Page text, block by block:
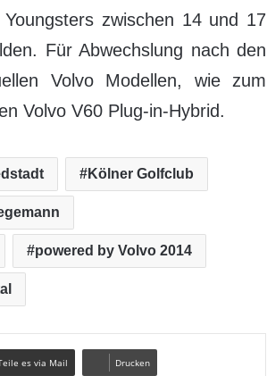
zwischen 14 und 17
Für Abwechslung nach den
Volvo Modellen, wie zum
Volvo V60 Plug-in-Hybrid.
Kölner Golfclub
powered by Volvo 2014
es via Mail Drucken